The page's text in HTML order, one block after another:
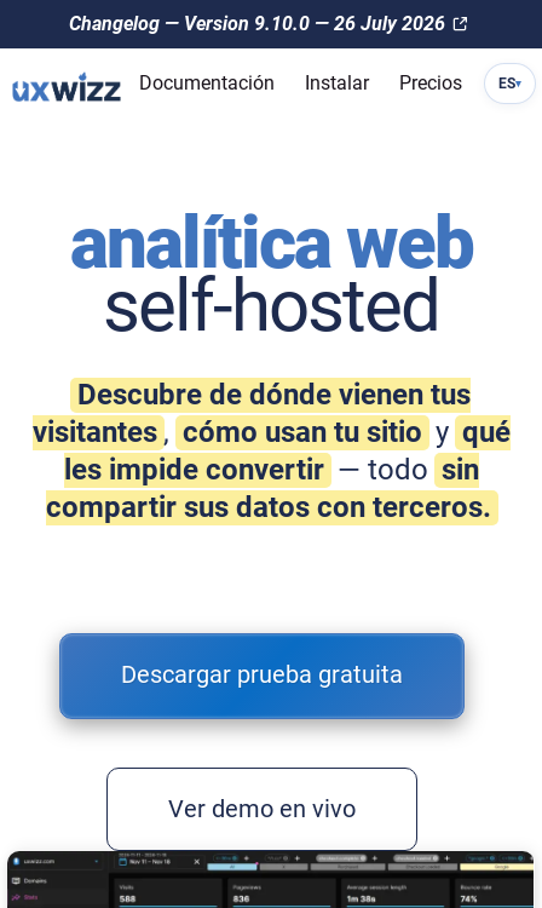
Changelog — Version 9.10.0 — 26 July 2026
Documentación Instalar Precios ES▾
analítica web
self-hosted
Descubre de dónde vienen tus
visitantes , cómo usan tu sitio y qué
les impide convertir — todo sin
compartir sus datos con terceros.
Descargar prueba gratuita
Ver demo en vivo